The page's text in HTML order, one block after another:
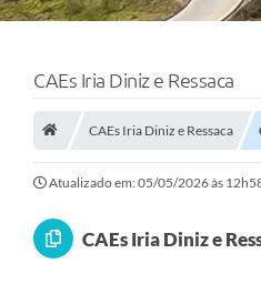
CAEs Iria Diniz e Ressaca
CAEs Iria Diniz e Ressaca
Atualizado em: 05/05/2026 às
CAEs Iria Diniz e